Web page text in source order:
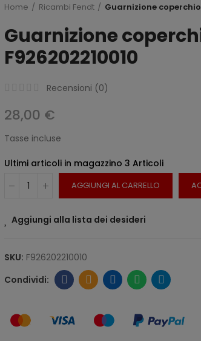
Home Ricambi Fendt Guarnizione
Guarnizione
F926202210010
Recensioni (0)
28,00 €
Tasse incluse
Ultimi articoli in magazzino 3 Articoli
AGGIUNGI AL CARRELLO
Aggiungi alla lista dei desideri
SKU: F926202210010